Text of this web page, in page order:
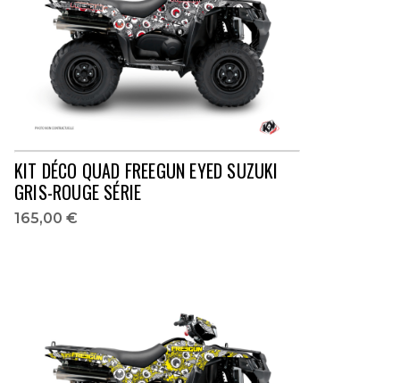
KIT DÉCO QUAD FREEGUN EYED SUZUKI
GRIS-ROUGE SÉRIE
165,00 €